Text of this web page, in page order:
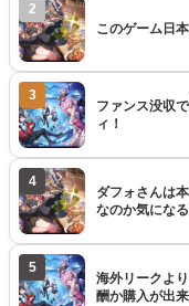
2
このゲーム日
3
ファンス没収
ィ！
4
ダフォさんは
なのか気にな
5
海外リークよ
酬か購入が出